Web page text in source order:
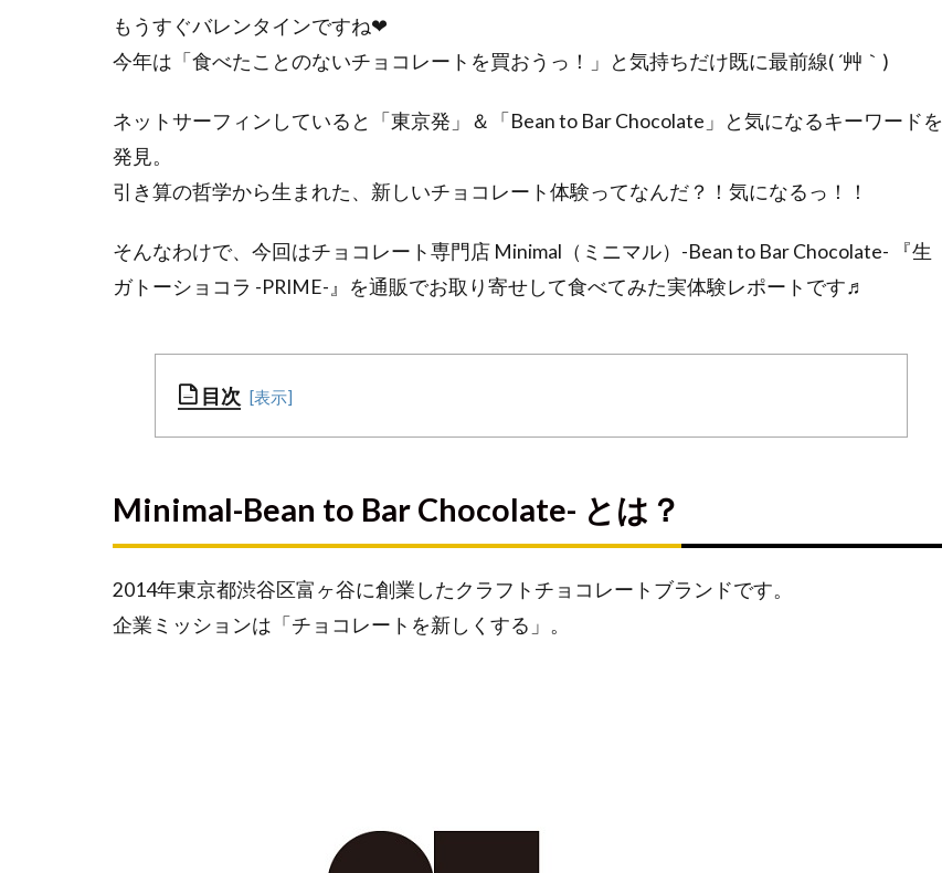
もうすぐバレンタインですね❤
今年は「食べたことのないチョコレートを買おうっ！」と気持ちだけ既に最前線( ´艸｀)
ネットサーフィンしていると「東京発」＆「Bean to Bar Chocolate」と気になるキーワードを
発見。
引き算の哲学から生まれた、新しいチョコレート体験ってなんだ？！気になるっ！！
そんなわけで、今回はチョコレート専門店 Minimal（ミニマル）-Bean to Bar Chocolate- 『生
ガトーショコラ -PRIME-』を通販でお取り寄せして食べてみた実体験レポートです♬
目次
Bean to
Bar
Chocolate-
Bean
Minimal-Bean to Bar Chocolate- とは？
2014年東京都渋谷区富ヶ谷に創業したクラフトチョコレートブランドです。
企業ミッションは「チョコレートを新しくする」。